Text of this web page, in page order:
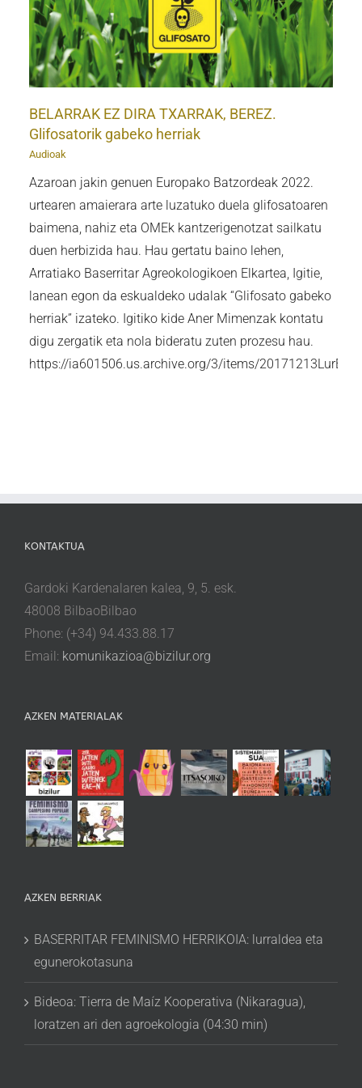
BELARRAK EZ DIRA TXARRAK, BEREZ.
Glifosatorik gabeko herriak
Audioak
Azaroan jakin genuen Europako Batzordeak 2022.
urtearen amaierara arte luzatuko duela glifosatoaren
baimena, nahiz eta OMEk kantzerigenotzat sailkatu
duen herbizida hau. Hau gertatu baino lehen,
Arratiako Baserritar Agreokologikoen Elkartea, Igitie,
lanean egon da eskualdeko udalak “Glifosato gabeko
herriak” izateko. Igitiko kide Aner Mimenzak kontatu
digu zergatik eta nola bideratu zuten prozesu hau.
https://ia601506.us.archive.org/3/items/
KONTAKTUA
Gardoki Kardenalaren kalea, 9, 5. esk.
48008 BilbaoBilbao
Phone: (+34) 94.433.88.17
Email: komunikazioa@bizilur.org
AZKEN MATERIALAK
AZKEN BERRIAK
BASERRITAR FEMINISMO HERRIKOIA: lurraldea eta
egunerokotasuna
Bideoa: Tierra de Maíz Kooperativa (Nikaragua),
loratzen ari den agroekologia (04:30 min)